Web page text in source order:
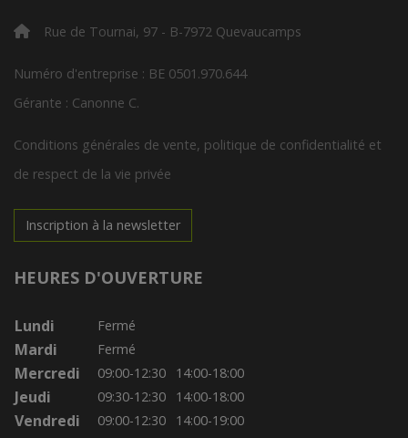
Rue de Tournai, 97 - B-7972 Quevaucamps
Numéro d'entreprise : BE 0501.970.644
Gérante : Canonne C.
Conditions générales de vente, politique de confidentialité et
de respect de la vie privée
Inscription à la newsletter
HEURES D'OUVERTURE
Lundi Fermé
Mardi Fermé
Mercredi 09:00-12:30 14:00-18:00
Jeudi 09:30-12:30 14:00-18:00
Vendredi 09:00-12:30 14:00-19:00